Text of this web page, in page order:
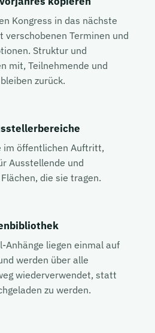
Kongress in das nächste
Terminen und
Struktur und
mit, Teilnehmende und
zurück.
im öffentlichen Auftritt,
Ausstellende und
die sie tragen.
Anhänge liegen einmal auf
werden über alle
wiederverwendet, statt
zu werden.